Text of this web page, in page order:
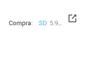
Compra: SD 5.99 € HD